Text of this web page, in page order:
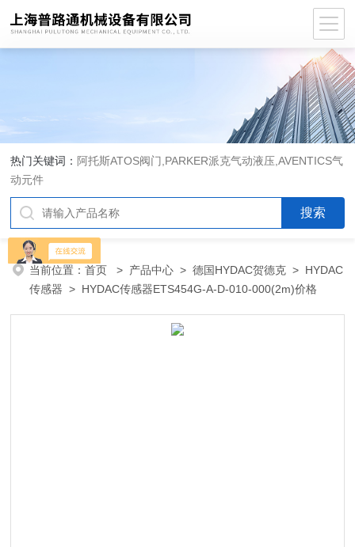
热门关键词： 阿托斯ATOS阀门,PARKER派克气动液压,AVENTICS气
动元件
当前位置：首页 > 产品中心 >德国HYDAC贺德克 > HYDAC
传感器 > HYDAC传感器ETS454G-A-D-010-000(2m)价格